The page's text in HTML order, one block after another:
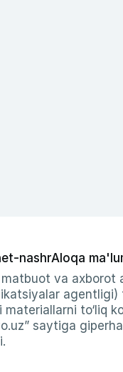
nashrAloqa
va
to‘liq
saytiga